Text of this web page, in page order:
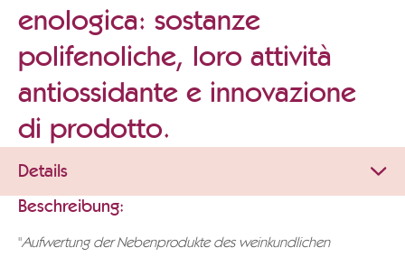
enologica: sostanze
polifenoliche, loro attività
antiossidante e innovazione
di prodotto.
Details
Beschreibung:
"Aufwertung der Nebenprodukte des weinkundlichen